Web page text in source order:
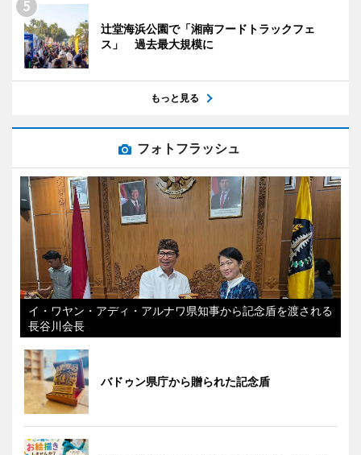
辻堂海浜公園で「湘南フードトラックフェ
ス」 過去最大規模に
もっと見る
フォトフラッシュ
イ・ワヤン・アディ・アルナワ県知事から記念盾を渡される
長谷川会長
バドゥン県庁から贈られた記念盾